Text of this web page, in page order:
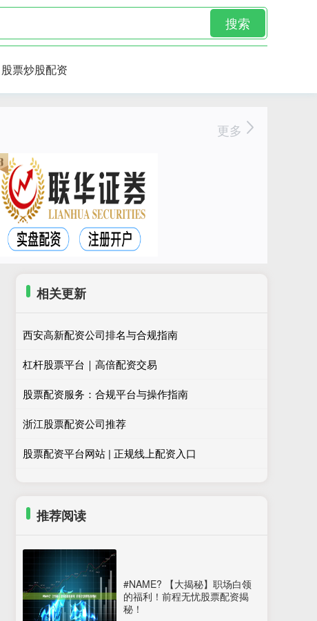
搜索
股票炒股配资
更多
相关更新
西安高新配资公司排名与合规指南
杠杆股票平台｜高倍配资交易
股票配资服务：合规平台与操作指南
浙江股票配资公司推荐
股票配资平台网站 | 正规线上配资入口
推荐阅读
#NAME? 【大揭秘】职场白领
的福利！前程无忧股票配资揭
秘！